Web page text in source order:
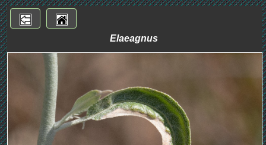
Elaeagnus